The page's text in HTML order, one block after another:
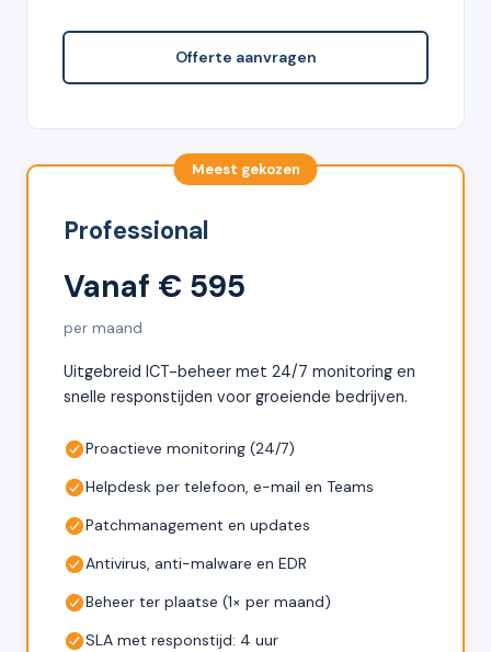
Offerte aanvragen
Meest gekozen
Professional
Vanaf € 595
per maand
Uitgebreid ICT-beheer met 24/7 monitoring en
snelle responstijden voor groeiende bedrijven.
Proactieve monitoring (24/7)
Helpdesk per telefoon, e-mail en Teams
Patchmanagement en updates
Antivirus, anti-malware en EDR
Beheer ter plaatse (1× per maand)
SLA met responstijd: 4 uur